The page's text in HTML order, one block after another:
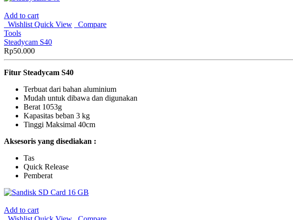
Add to cart
Wishlist Quick View
Compare
Tools
Steadycam S40
Rp50.000
Fitur Steadycam S40
Terbuat dari bahan aluminium
Mudah untuk dibawa dan digunakan
Berat 1053g
Kapasitas beban 3 kg
Tinggi Maksimal 40cm
Aksesoris yang disediakan :
Tas
Quick Release
Pemberat
Add to cart